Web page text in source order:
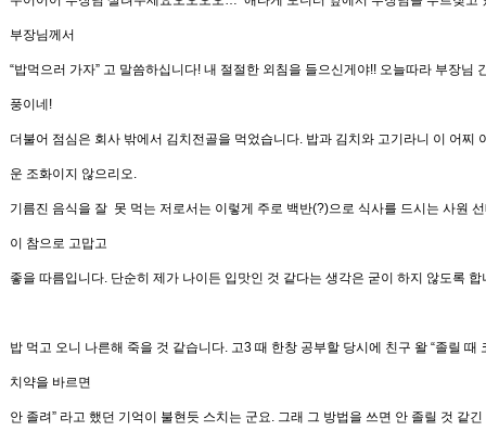
부장님께서
“밥먹으러 가자” 고 말씀하십니다! 내 절절한 외침을 들으신게야!! 오늘따라 부장님
풍이네 !
더불어 점심은 회사 밖에서 김치전골을 먹었습니다. 밥과 김치와 고기라니 이 어찌
운 조화이지 않으리오.
기름진 음식을 잘 못 먹는 저로서는 이렇게 주로 백반(?)으로 식사를 드시는 사원
이 참으로 고맙고
좋을 따름입니다. 단순히 제가 나이든 입맛인 것 같다는 생각은 굳이 하지 않도록 합
밥 먹고 오니 나른해 죽을 것 같습니다. 고3 때 한창 공부할 당시에 친구 왈 “졸릴 때
치약을 바르면
안 졸려” 라고 했던 기억이 불현듯 스치는 군요. 그래 그 방법을 쓰면 안 졸릴 것 같긴